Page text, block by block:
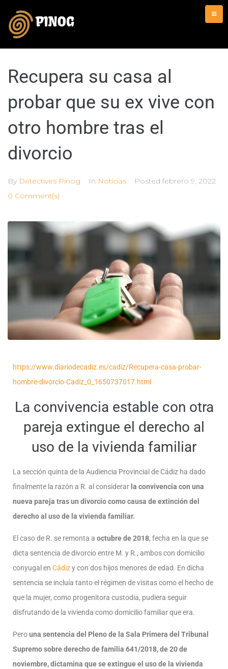
Recupera su casa al
probar que su ex vive con
otro hombre tras el
divorcio
By Detectives Pinog In Noticias Posted febrero 9, 2022
0 Comment(s)
https://www.diariodecadiz.es/cadiz/Recupera-casa-probar-
hombre-divorcio-Cadiz_0_1650737017.html
La convivencia estable con otra
pareja extingue el derecho al
uso de la vivienda familiar
La sección quinta de la Audiencia Provincial de Cádiz ha dado
finalmente la razón a R. al considerar la convivencia con una
nueva pareja tras un divorcio como causa de extinción del
derecho al uso de la vivienda familiar.
El caso de R. se remonta a octubre de 2018, fecha en la que se
dicta sentencia de divorcio entre M. y R., ambos con domicilio
conyugal en Cádizy con dos hijos menores de edad. En dicha
sentencia se incluía tanto el régimen de visitas como el hecho de
que la mujer, como progenitora custodia, pudiera seguir
disfrutando de la vivienda como domicilio familiar que era.
Perouna sentencia del Pleno de la Sala Primera del Tribunal
Supremo sobre derecho de familia 641/2018, de 20 de
noviembre, dictamina que se extingue el uso de la vivienda